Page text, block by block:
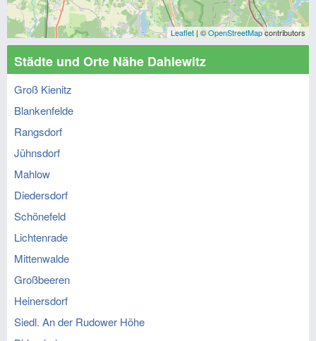
Leaflet | ©OpenStreetMapcontributors
Städte und Orte Nähe Dahlewitz
Groß Kienitz
Blankenfelde
Rangsdorf
Jühnsdorf
Mahlow
Diedersdorf
Schönefeld
Lichtenrade
Mittenwalde
Großbeeren
Heinersdorf
Siedl. An der Rudower Höhe